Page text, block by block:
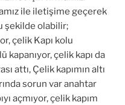
ile iletişime geçerek
şekilde olabilir;
çelik Kapı kolu
kapanıyor, çelik kapı da
attı, Çelik kapımın altı
sorun var anahtar
açmıyor, çelik kapım